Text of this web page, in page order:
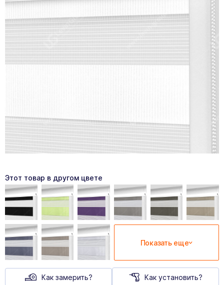
Этот товар в другом цвете
Показать еще
Как замерить? Как установить?